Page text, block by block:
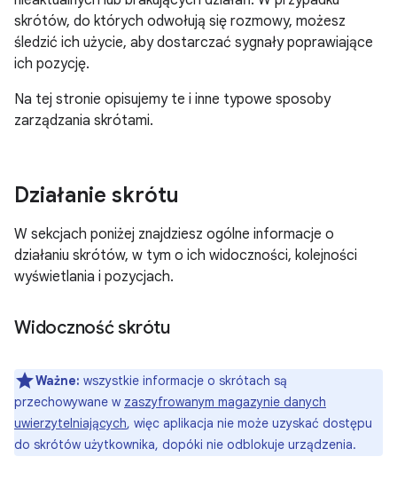
skrótów, do których odwołują się rozmowy, możesz
śledzić ich użycie, aby dostarczać sygnały poprawiające
ich pozycję.
Na tej stronie opisujemy te i inne typowe sposoby
zarządzania skrótami.
Działanie skrótu
W sekcjach poniżej znajdziesz ogólne informacje o
działaniu skrótów, w tym o ich widoczności, kolejności
wyświetlania i pozycjach.
Widoczność skrótu
Ważne: wszystkie informacje o skrótach są
przechowywane w zaszyfrowanym magazynie danych
uwierzytelniających, więc aplikacja nie może uzyskać dostępu
do skrótów użytkownika, dopóki nie odblokuje urządzenia.